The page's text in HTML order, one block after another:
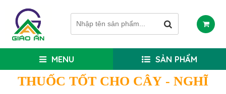
MENU SẢN PHẨM
THUỐC TỐT CHO CÂY - NGHĨ